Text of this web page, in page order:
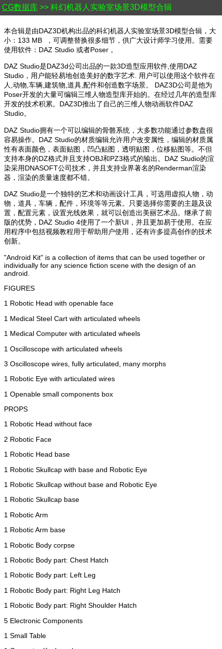
CG数据库 >> 科幻机器人实验室场景3D模型合辑
本合辑是由DAZ3D机构出品的科幻机器人实验室场景3D模型合辑，大
小：133 MB ，可调整替换很多细节，供广大设计师学习使用。需要
使用软件：DAZ Studio 或者Poser 。
DAZ Studio是DAZ3d公司出品的一款3D造型应用软件,使用DAZ
Studio，用户能轻易地创造美好的数字艺术. 用户可以使用这个软件在
人,动物,车辆,建筑物,道具,配件和创造数字场景。 DAZ3D公司是他为
Poser开发的大量可编辑三维人物造型库开始的。在经过几年的造型库
开发的技术积累。DAZ3D推出了自己的三维人物动画软件DAZ
Studio。
DAZ Studio拥有一个可以编辑的骨骼系统，大多数功能通过参数盘很
容易操作。DAZ Studio的材质编辑允许用户改变属性，编辑的材质属
性有表面颜色，表面贴图，凹凸贴图，透明贴图，位移贴图等。不但
支持本身的DZ格式并且支持OBJ和PZ3格式的输出。DAZ Studio的渲
染采用DNASOFT公司技术，并且支持业界著名的Renderman渲染
器，渲染的质量速度都不错。
DAZ Studio是一个独特的艺术和动画设计工具，可选用虚拟人物，动
物，道具，车辆，配件，环境等等元素。只要选择你需要的主题及设
置，配置元素，设置光线效果，就可以创造出美丽艺术品。继承了前
版的优势，DAZ Studio 4使用了一个新UI，并且更加易于使用。在应
用程序中包括视频教程用于帮助用户使用，还有许多提高创作的技术
创新。
"Android Kit" is a collection of items that can be used together or
individually for any science fiction scene with the design of an
android.
FIGURES
1 Robotic Head with openable face
1 Medical Steel Cart with articulated wheels
1 Medical Computer with articulated wheels
1 Oscilloscope with articulated wheels
3 Oscilloscope wires, fully articulated, many morphs
1 Robotic Eye with articulated wires
1 Openable small components box
PROPS
1 Robotic Head without face
2 Robotic Face
1 Robotic Head base
1 Robotic Skullcap with base and Robotic Eye
1 Robotic Skullcap without base and Robotic Eye
1 Robotic Skullcap base
1 Robotic Arm
1 Robotic Arm base
1 Robotic Body corpse
1 Robotic Body part: Chest Hatch
1 Robotic Body part: Left Leg
1 Robotic Body part: Right Leg Hatch
1 Robotic Body part: Right Shoulder Hatch
5 Electronic Components
1 Small Table